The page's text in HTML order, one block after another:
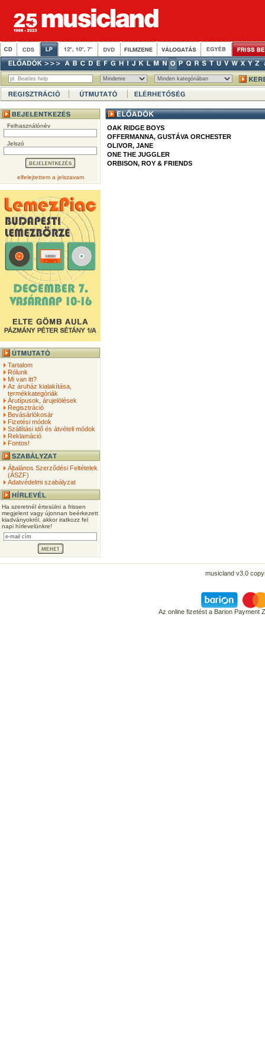
Felhasználónév
Jelszó
elfelejtettem a jelszavam
Tartalom
Rólunk
Mi van itt?
Az áruház kialakítása,
termékkategóriák
Árutípusok, árujelölések
Regisztráció
Bevásárlókosár
Fizetési módok
Szállítási idő és átvételi módok
Reklamáció
Fontos!
Általános Szerződési Feltételek
(ÁSZF)
Adatvédelmi szabályzat
Ha szeretnél értesülni a frissen
megjelent vagy újonnan beérkezett
kiadványokról, akkor iratkozz fel
napi hírlevelünkre!
OAK RIDGE BOYS
OFFERMANNA, GUSTÁVA ORCHESTER
OLIVOR, JANE
ONE THE JUGGLER
ORBISON, ROY & FRIENDS
musicland v3.0
Az online fizetést a Barion Payment